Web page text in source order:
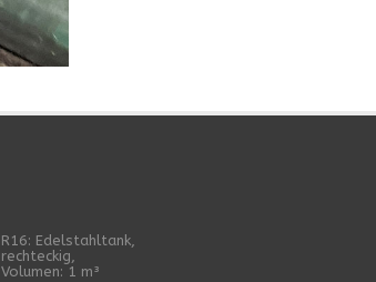
R16: Edelstahltank,
rechteckig,
Volumen: 1 m³